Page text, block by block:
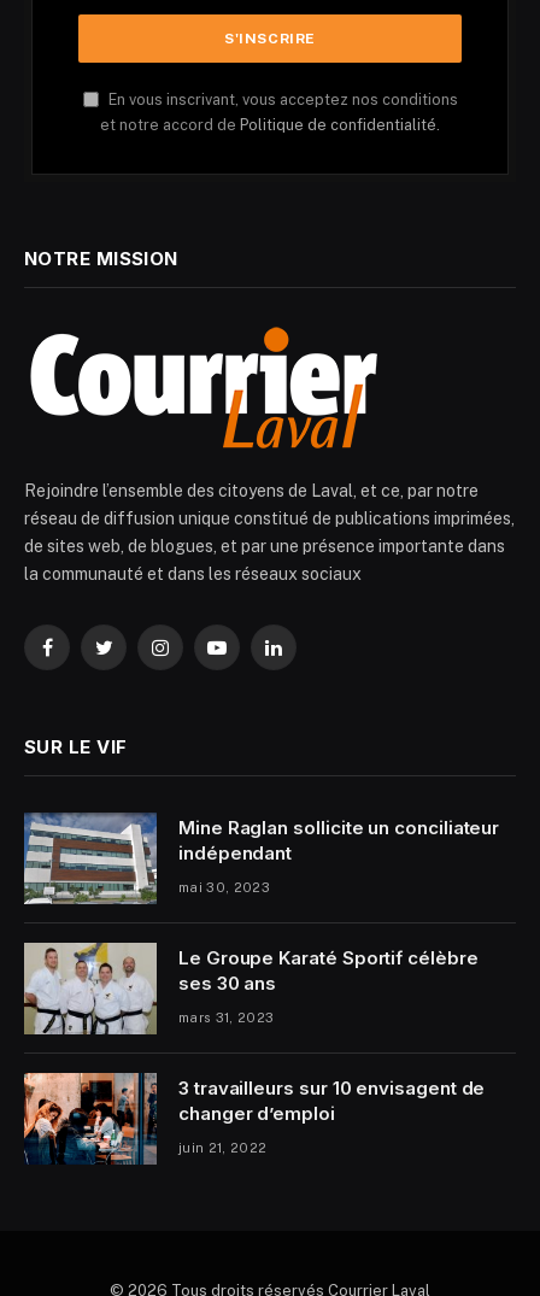
En vous inscrivant, vous acceptez nos conditions
et notre accord de Politique de confidentialité.
NOTRE MISSION
Rejoindre l’ensemble des citoyens de Laval, et ce, par notre
réseau de diffusion unique constitué de publications imprimées,
de sites web, de blogues, et par une présence importante dans
la communauté et dans les réseaux sociaux
FacebookTwitterInstagramYouTubeLinkedIn
SUR LE VIF
Mine Raglan sollicite un conciliateur
indépendant
mai 30, 2023
Le Groupe Karaté Sportif célèbre
ses 30 ans
mars 31, 2023
3 travailleurs sur 10 envisagent de
changer d’emploi
juin 21, 2022
© 2026 Tous droits réservés Courrier Laval